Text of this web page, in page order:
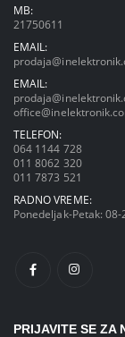
MB:
21750611
EMAIL:
EMAIL:
TELEFON:
064 1144 728
011 8062 320
011 7873 521
RADNO VREME:
Ponedeljak-Petak:
PRIJAVITE SE ZA